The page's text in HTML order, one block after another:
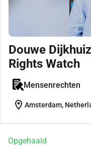
Douwe
Rights Watch
Mensenrechten
location_on Amsterdam,
Opgehaald